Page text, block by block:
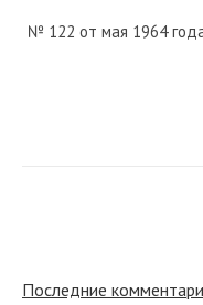
№ 122 от мая 1964
Последние